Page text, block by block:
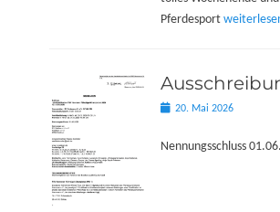
Pferdesport
Posted20. Mai 2026
Nennungsschluss